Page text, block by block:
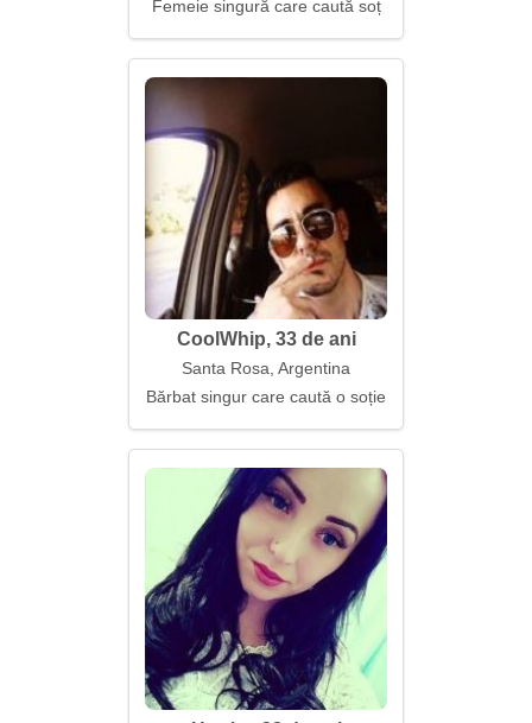
Femeie singură care caută soț
CoolWhip, 33 de ani
Santa Rosa, Argentina
Bărbat singur care caută o soție